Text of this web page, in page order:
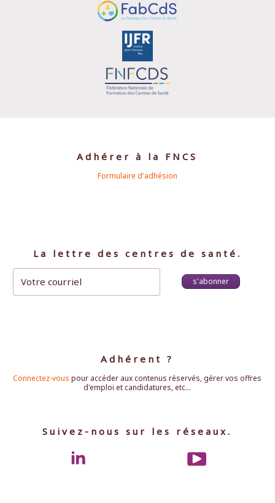
Adhérer à la FNCS
Formulaire d'adhésion
La lettre des centres de santé.
s'abonner
Adhérent ?
Connectez-vous pour accéder aux contenus réservés, gérer vos offres
d'emploi et candidatures, etc...
Suivez-nous sur les réseaux.